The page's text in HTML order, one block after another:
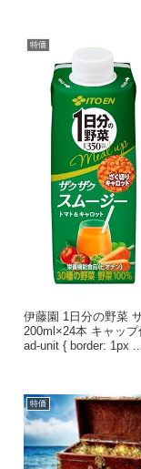
特価
伊藤園 1日分の野菜
200ml×24本 キャッ
ad-unit { border: 1px
特価